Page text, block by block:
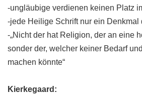
-ungläubige verdienen keinen Platz
-jede Heilige Schrift nur ein Denkmal
-„Nicht der hat Religion, der an eine
sonder der, welcher keiner Bedarf
machen könnte“
Kierkegaard: